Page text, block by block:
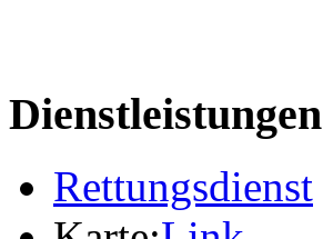
Dienstleistungen
Rettungsdienst